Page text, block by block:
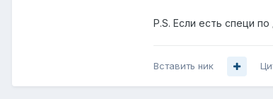
P.S. Если есть специ
Вставить ник